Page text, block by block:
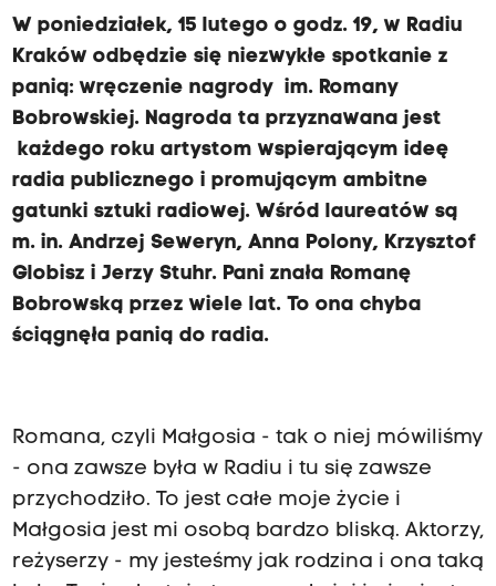
W poniedziałek, 15 lutego o godz. 19, w Radiu
Kraków odbędzie się niezwykłe spotkanie z
panią: wręczenie nagrody im. Romany
Bobrowskiej. Nagroda ta przyznawana jest
każdego roku artystom wspierającym ideę
radia publicznego i promującym ambitne
gatunki sztuki radiowej. Wśród laureatów są
m. in. Andrzej Seweryn, Anna Polony, Krzysztof
Globisz i Jerzy Stuhr. Pani znała Romanę
Bobrowską przez wiele lat. To ona chyba
ściągnęła panią do radia.
Romana, czyli Małgosia - tak o niej mówiliśmy
- ona zawsze była w Radiu i tu się zawsze
przychodziło. To jest całe moje życie i
Małgosia jest mi osobą bardzo bliską. Aktorzy,
reżyserzy - my jesteśmy jak rodzina i ona taką